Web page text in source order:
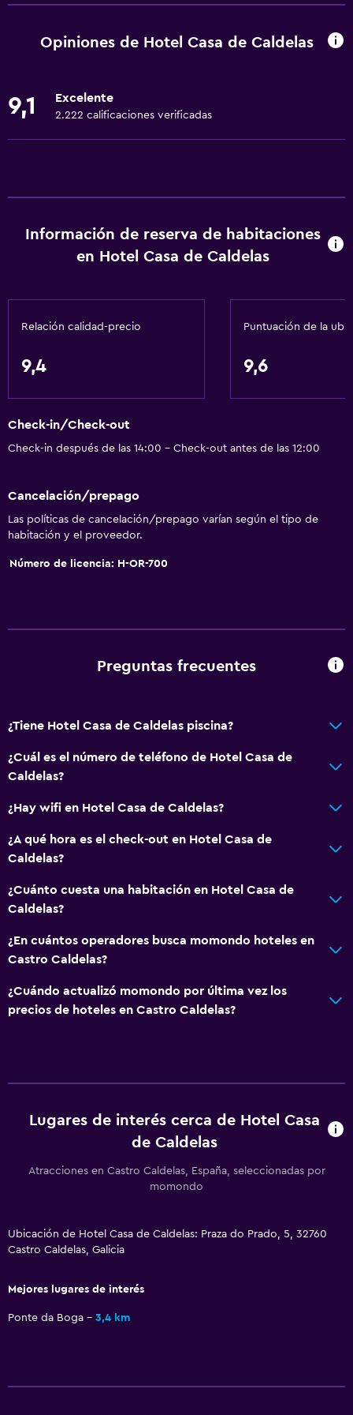
Copas
Microondas
Comedor
General
Zona de estar
Piso de parquet o madera noble
Insonorización
Vista a punto de interés
Teléfono
Internet
Ropa de cama
Toallas
Artículos de aseo gratis
Calefacción
Aire acondicionado
Tienda de regalos
Compras
Sistema de entretenimiento
Sala de estar/TV compartida
TV
Secador de pelo
Opiniones de Hotel Casa de Caldelas
9,1 Excelente
2.222 calificaciones verificadas
Información de reserva de habitaciones
en Hotel Casa de Caldelas
Relación calidad-precio
9,4
Puntuación de la
9,6
Check-in/Check-out
Check-in después de las 14:00 - Check-out antes de las 12:00
Cancelación/prepago
Las políticas de cancelación/prepago varían según el tipo de
habitación y el proveedor.
Número de licencia: H-OR-700
Preguntas frecuentes
¿Tiene Hotel Casa de Caldelas piscina?
¿Cuál es el número de teléfono de Hotel Casa de
Caldelas?
¿Hay wifi en Hotel Casa de Caldelas?
¿A qué hora es el check-out en Hotel Casa de
Caldelas?
¿Cuánto cuesta una habitación en Hotel Casa de
Caldelas?
¿En cuántos operadores busca momondo hoteles en
Castro Caldelas?
¿Cuándo actualizó momondo por última vez los
precios de hoteles en Castro Caldelas?
Lugares de interés cerca de Hotel Casa
de Caldelas
Atracciones en Castro Caldelas, España, seleccionadas por
momondo
Ubicación de Hotel Casa de Caldelas: Praza do Prado, 5, 32760
Castro Caldelas, Galicia
Mejores lugares de interés
Ponte da Boga 3,4 km